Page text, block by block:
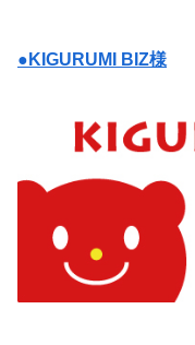
●KIGURUMI BIZ様